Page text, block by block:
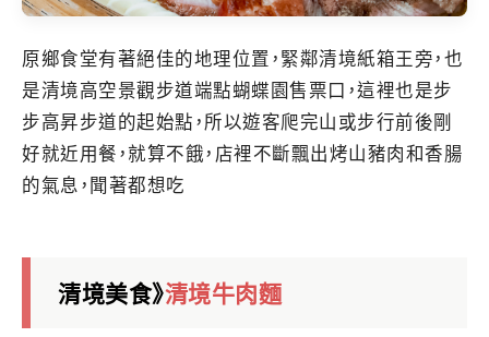
原鄉食堂有著絕佳的地理位置，緊鄰清境紙箱王旁，也
是清境高空景觀步道端點蝴蝶園售票口，這裡也是步
步高昇步道的起始點，所以遊客爬完山或步行前後剛
好就近用餐，就算不餓，店裡不斷飄出烤山豬肉和香腸
的氣息，聞著都想吃
清境美食》清境牛肉麵